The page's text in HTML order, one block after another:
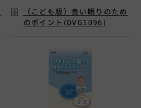
（こども版）良い眠りのため
のポイント(DVG1096)